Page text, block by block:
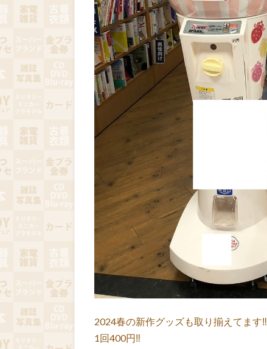
2024春の新作グッズも取り揃えてます‼
1回400円‼